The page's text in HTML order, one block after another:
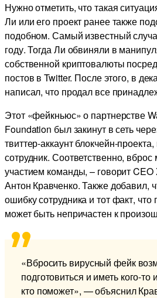
Нужно отметить, что такая
Ли или его проект ранее также
подобном. Самый известный
году. Тогда Ли обвиняли в
собственной криптовалюты
постов в Twitter. После этого, в
написал, что продал все
Этот «фейкньюс» о партнерстве
Foundation был закинут в сеть
твиттер-аккаунт блокчейн-
сотрудник. Соответственно,
участием команды, – говорит
Антон Кравченко. Также добавил,
ошибку сотрудника и тот факт, что
может быть непричастен к
«Вбросить вирусный фейк
подготовиться и иметь кого-
кто поможет», — объяснил